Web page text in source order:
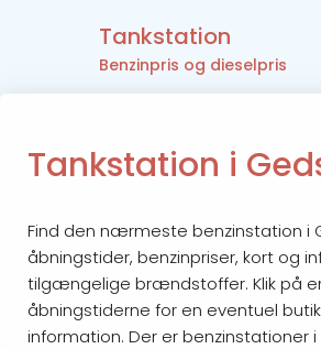
Tankstation
Benzinpris og dieselpris
Tankstation i
Find den nærmeste benzinstation i
åbningstider, benzinpriser, kort og
tilgængelige brændstoffer. Klik på
åbningstiderne for en eventuel
information. Der er benzinstationer